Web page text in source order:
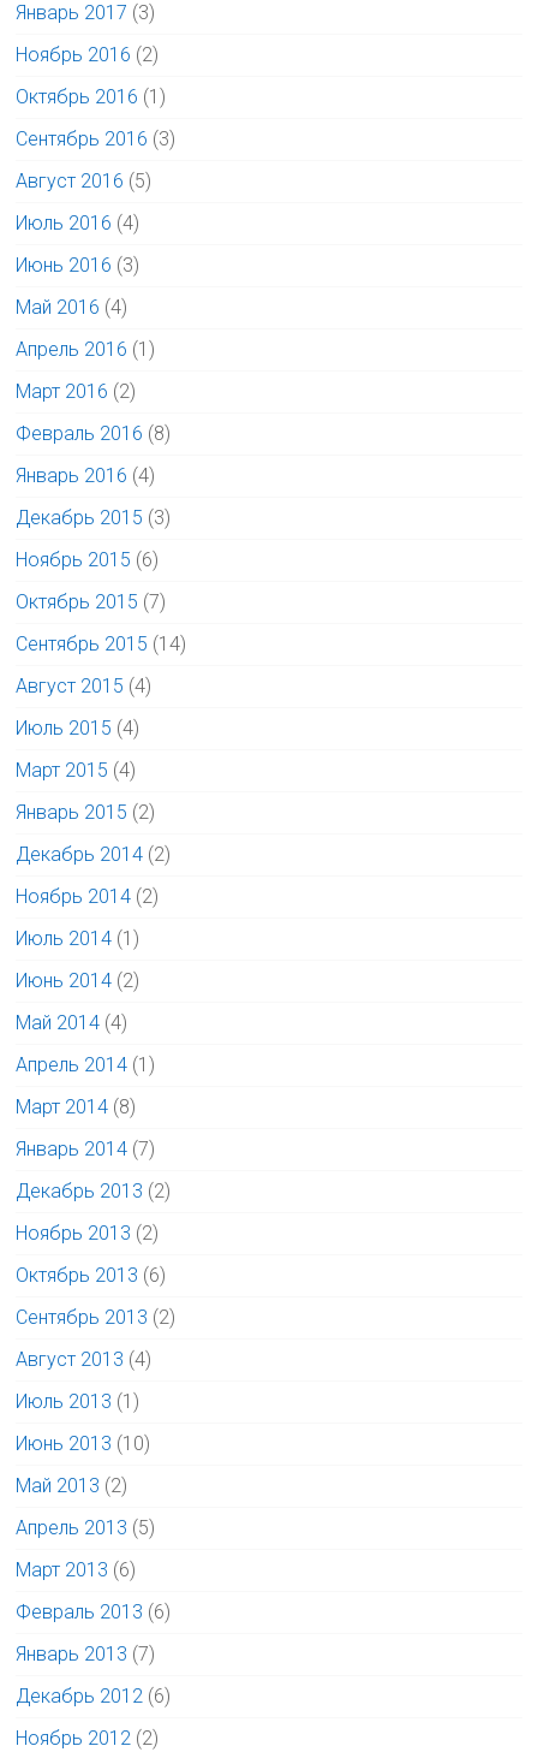
Январь 2017 (3)
Ноябрь 2016 (2)
Октябрь 2016 (1)
Сентябрь 2016 (3)
Август 2016 (5)
Июль 2016 (4)
Июнь 2016 (3)
Май 2016 (4)
Апрель 2016 (1)
Март 2016 (2)
Февраль 2016 (8)
Январь 2016 (4)
Декабрь 2015 (3)
Ноябрь 2015 (6)
Октябрь 2015 (7)
Сентябрь 2015 (14)
Август 2015 (4)
Июль 2015 (4)
Март 2015 (4)
Январь 2015 (2)
Декабрь 2014 (2)
Ноябрь 2014 (2)
Июль 2014 (1)
Июнь 2014 (2)
Май 2014 (4)
Апрель 2014 (1)
Март 2014 (8)
Январь 2014 (7)
Декабрь 2013 (2)
Ноябрь 2013 (2)
Октябрь 2013 (6)
Сентябрь 2013 (2)
Август 2013 (4)
Июль 2013 (1)
Июнь 2013 (10)
Май 2013 (2)
Апрель 2013 (5)
Март 2013 (6)
Февраль 2013 (6)
Январь 2013 (7)
Декабрь 2012 (6)
Ноябрь 2012 (2)